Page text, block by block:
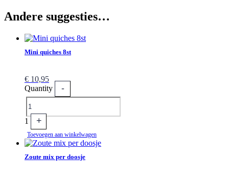
Andere suggesties…
Mini quiches 8st
€ 10,95
Quantity
-
1 +
Toevoegen aan winkelwagen
Zoute mix per doosje